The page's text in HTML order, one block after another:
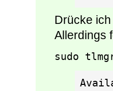
Drücke
Allerdings
sudo